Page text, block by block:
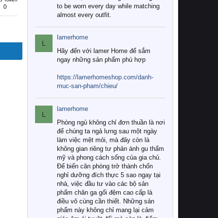
0
to be worn every day while matching
almost every outfit.
L
lamerhome
Hãy đến với lamer Home để sắm
ngay những sản phẩm phù hợp
https://lamerhomeshop.com/danh-
muc-san-pham/chieu/
L
lamerhome
Phòng ngủ không chỉ đơn thuần là nơi
để chúng ta ngả lưng sau một ngày
làm việc mệt mỏi, mà đây còn là
không gian riêng tư phản ánh gu thẩm
mỹ và phong cách sống của gia chủ.
Để biến căn phòng trở thành chốn
nghỉ dưỡng đích thực 5 sao ngay tại
nhà, việc đầu tư vào các bộ sản
phẩm chăn ga gối đệm cao cấp là
điều vô cùng cần thiết. Những sản
phẩm này không chỉ mang lại cảm